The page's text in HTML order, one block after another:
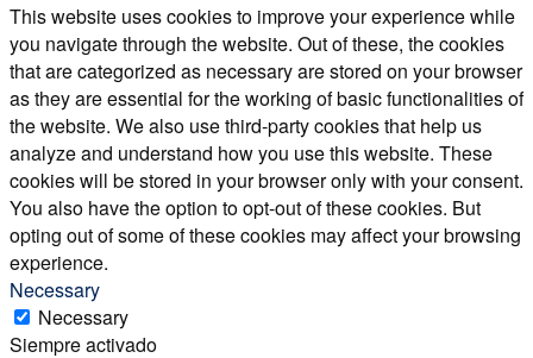
This website uses cookies to improve your experience while
you navigate through the website. Out of these, the cookies
that are categorized as necessary are stored on your browser
as they are essential for the working of basic functionalities of
the website. We also use third-party cookies that help us
analyze and understand how you use this website. These
cookies will be stored in your browser only with your consent.
You also have the option to opt-out of these cookies. But
opting out of some of these cookies may affect your browsing
experience.
Necessary
Necessary
Siempre activado